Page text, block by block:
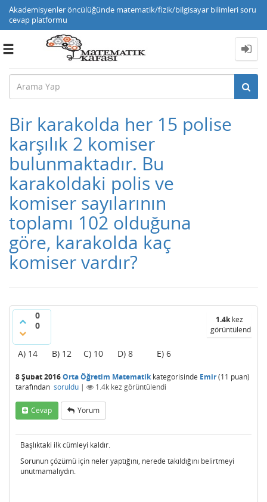
Akademisyenler öncülüğünde matematik/fizik/bilgisayar bilimleri soru
cevap platformu
Toggle
Bir karakolda her 15 polise
karşılık 2 komiser
bulunmaktadır. Bu
karakoldaki polis ve
komiser sayılarının
toplamı 102 olduğuna
göre, karakolda kaç
komiser vardır?
0
0
1.4kkez
görüntülendi
A) 14 B) 12 C) 10 D) 8 E) 6
8 Şubat 2016Orta Öğretim Matematikkategorisinde Emir(11 puan)
tarafından soruldu | 1.4k kez görüntülendi
Cevap Yorum
Başlıktaki ilk cümleyi kaldır.
Sorunun çözümü için neler yaptığını, nerede takıldığını belirtmeyi
unutmamalıydın.